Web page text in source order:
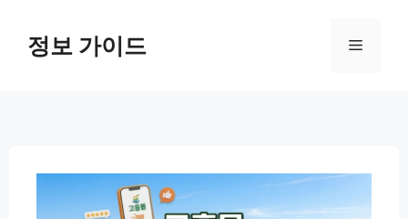
정보 가이드 메